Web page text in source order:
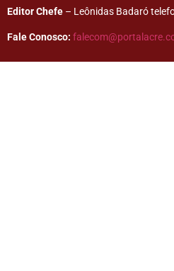
Editor Chefe – Leônidas Badaró
Fale Conosco: